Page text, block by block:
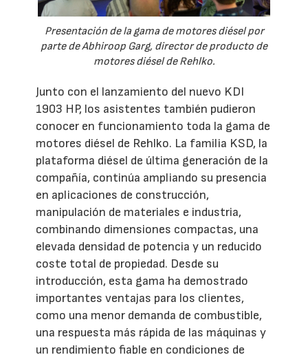
Presentación de la gama de motores diésel por
parte de Abhiroop Garg, director de producto de
motores diésel de Rehlko.
Junto con el lanzamiento del nuevo KDI
1903 HP, los asistentes también pudieron
conocer en funcionamiento toda la gama de
motores diésel de Rehlko. La familia KSD, la
plataforma diésel de última generación de la
compañía, continúa ampliando su presencia
en aplicaciones de construcción,
manipulación de materiales e industria,
combinando dimensiones compactas, una
elevada densidad de potencia y un reducido
coste total de propiedad. Desde su
introducción, esta gama ha demostrado
importantes ventajas para los clientes,
como una menor demanda de combustible,
una respuesta más rápida de las máquinas y
un rendimiento fiable en condiciones de